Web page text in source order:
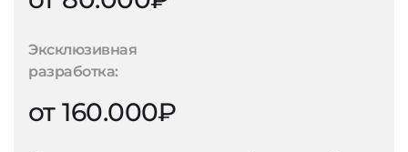
Эксклюзивная
разработка:
от 160.000₽